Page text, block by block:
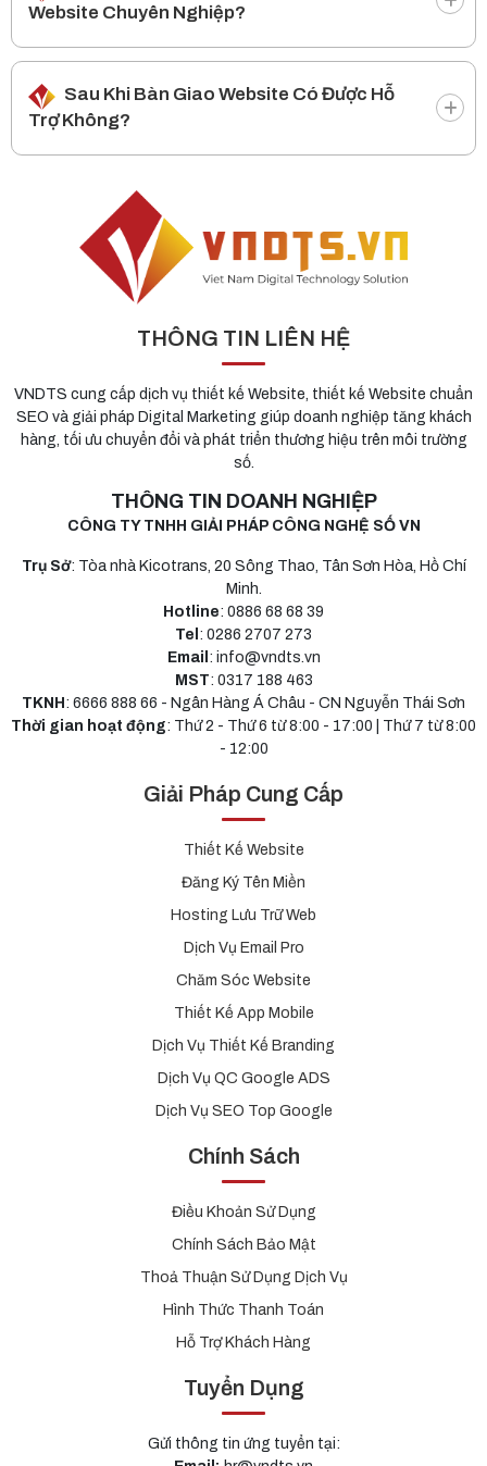
Website Chuyên Nghiệp?
Sau Khi Bàn Giao Website Có Được Hỗ
Trợ Không?
THÔNG TIN LIÊN HỆ
VNDTS cung cấp dịch vụ thiết kế Website, thiết kế Website chuẩn
SEO và giải pháp Digital Marketing giúp doanh nghiệp tăng khách
hàng, tối ưu chuyển đổi và phát triển thương hiệu trên môi trường
số.
THÔNG TIN DOANH NGHIỆP
CÔNG TY TNHH GIẢI PHÁP CÔNG NGHỆ SỐ VN
Trụ Sở: Tòa nhà Kicotrans, 20 Sông Thao, Tân Sơn Hòa, Hồ Chí
Minh.
Hotline: 0886 68 68 39
Tel : 0286 2707 273
Email : info@vndts.vn
MST: 0317 188 463
TKNH: 6666 888 66 - Ngân Hàng Á Châu - CN Nguyễn Thái Sơn
Thời gian hoạt động: Thứ 2 - Thứ 6 từ 8:00 - 17:00 | Thứ 7 từ 8:00
- 12:00
Giải Pháp Cung Cấp
Thiết Kế Website
Đăng Ký Tên Miền
Hosting Lưu Trữ Web
Dịch Vụ Email Pro
Chăm Sóc Website
Thiết Kế App Mobile
Dịch Vụ Thiết Kế Branding
Dịch Vụ QC Google ADS
Dịch Vụ SEO Top Google
Chính Sách
Điều Khoản Sử Dụng
Chính Sách Bảo Mật
Thoả Thuận Sử Dụng Dịch Vụ
Hình Thức Thanh Toán
Hỗ Trợ Khách Hàng
Tuyển Dụng
Gửi thông tin ứng tuyển tại: